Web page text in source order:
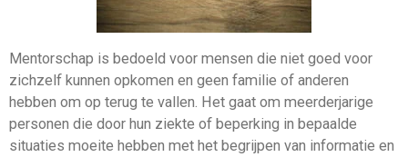
Mentorschap is bedoeld voor mensen die niet goed voor
zichzelf kunnen opkomen en geen familie of anderen
hebben om op terug te vallen. Het gaat om meerderjarige
personen die door hun ziekte of beperking in bepaalde
situaties moeite hebben met het begrijpen van informatie en